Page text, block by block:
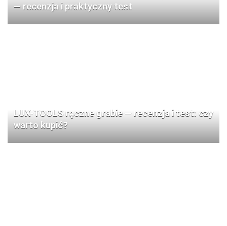
— recenzja i praktyczny test
LUX-TOOLS ręczne grabie — recenzja i test: czy
warto kupić?